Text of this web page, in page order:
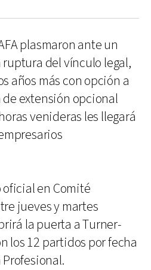
plasmaron ante un
del vínculo legal,
años más con opción a
extensión opcional
venideras les llegará
en Comité
jueves y martes
la puerta a Turner-
los 12 partidos por fecha
Profesional.